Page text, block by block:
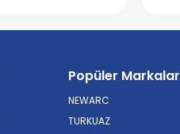
Popüler Markalar
NEWARC
TURKUAZ